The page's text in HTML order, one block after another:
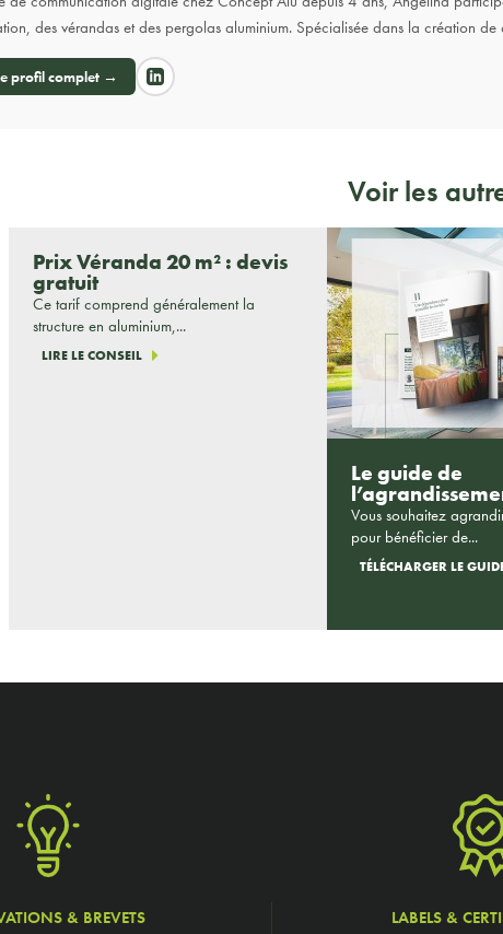
des vérandas et des pergolas aluminium. Spécialisée dans la création
profil complet →
Voir les
Prix Véranda 20 m² : devis
gratuit
Ce tarif comprend généralement la
structure en aluminium,...
LIRE LE CONSEIL
Le guide de
Vous souhaitez
pour bénéficier de...
TÉLÉCHARGER LE
& BREVETS
LABELS &